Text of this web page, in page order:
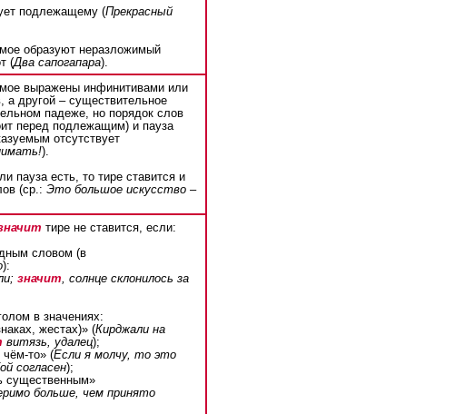
подлежащему (Прекрасный
образуют неразложимый
(Два сапогапара).
выражены инфинитивами или
а другой – существительное
падеже, но порядок слов
перед подлежащим) и пауза
отсутствует
).
пауза есть, то тире ставится и
(ср.: Это большое искусство –
тире не ставится, если:
словом (в
):
значит, солнце склонилось за
в значениях:
жестах)» (Кирджали на
витязь, удалец);
чём-то» (Если я молчу, то это
согласен);
существенным»
больше, чем принято